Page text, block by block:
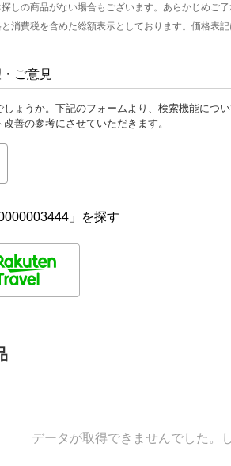
しの商品がない場合もございます。あらかじめご
消費税を含めた総額表示としております。価格表記
ご意見
ょうか。下記のフォームより、検索機能につ
善の参考にさせていただきます。
」を探す
データが取得できませんでした。